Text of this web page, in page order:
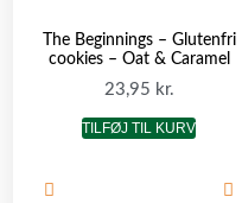
The Beginnings – Glutenfri
cookies – Oat & Caramel
23,95 kr.
TILFØJ TIL KURV